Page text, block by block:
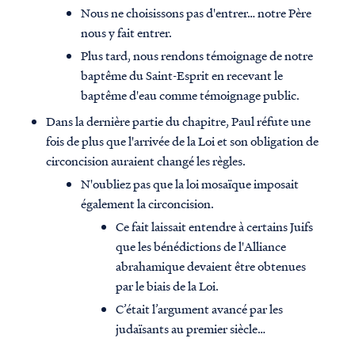
Nous ne choisissons pas d'entrer… notre Père
nous y fait entrer.
Plus tard, nous rendons témoignage de notre
baptême du Saint-Esprit en recevant le
baptême d'eau comme témoignage public.
Dans la dernière partie du chapitre, Paul réfute une
fois de plus que l'arrivée de la Loi et son obligation de
circoncision auraient changé les règles.
N'oubliez pas que la loi mosaïque imposait
également la circoncision.
Ce fait laissait entendre à certains Juifs
que les bénédictions de l'Alliance
abrahamique devaient être obtenues
par le biais de la Loi.
C’était l’argument avancé par les
judaïsants au premier siècle…